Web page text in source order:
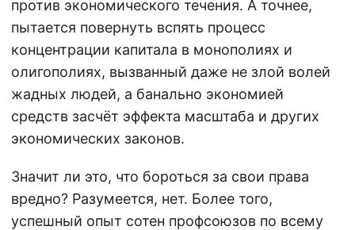
против экономического течения. А точнее,
пытается повернуть вспять процесс
концентрации капитала в монополиях и
олигополиях, вызванный даже не злой волей
жадных людей, а банально экономией
средств засчёт эффекта масштаба и других
экономических законов.
Значит ли это, что бороться за свои права
вредно? Разумеется, нет. Более того,
успешный опыт сотен профсоюзов по всему